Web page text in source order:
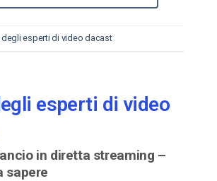
esperti di video dacast
esperti di video
in diretta streaming –
sapere